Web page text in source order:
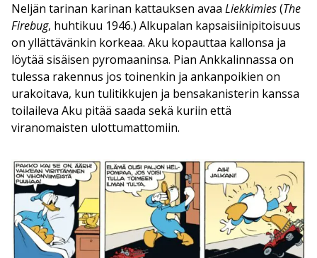
Neljän tarinan karinan kattauksen avaa Liekkimies(The
Firebug, huhtikuu 1946.) Alkupalan kapsaisiinipitoisuus
on yllättävänkin korkeaa. Aku kopauttaa kallonsa ja
löytää sisäisen pyromaaninsa. Pian Ankkalinnassa on
tulessa rakennus jos toinenkin ja ankanpoikien on
urakoitava, kun tulitikkujen ja bensakanisterin kanssa
toilaileva Aku pitää saada sekä kuriin että
viranomaisten ulottumattomiin.